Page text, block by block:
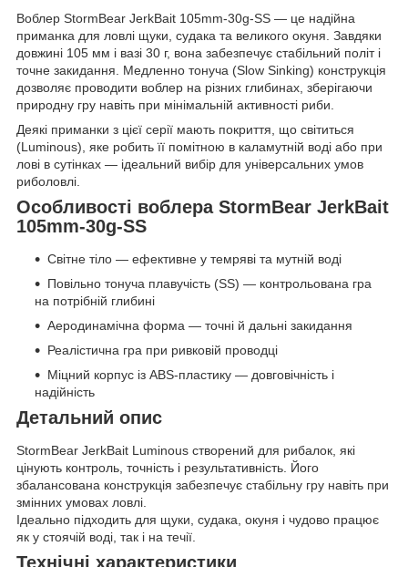
Воблер StormBear JerkBait 105mm-30g-SS — це надійна
приманка для ловлі щуки, судака та великого окуня. Завдяки
довжині 105 мм і вазі 30 г, вона забезпечує стабільний політ і
точне закидання. Медленно тонуча (Slow Sinking) конструкція
дозволяє проводити воблер на різних глибинах, зберігаючи
природну гру навіть при мінімальній активності риби.
Деякі приманки з цієї серії мають покриття, що світиться
(Luminous), яке робить її помітною в каламутній воді або при
лові в сутінках — ідеальний вибір для універсальних умов
риболовлі.
Особливості воблера StormBear JerkBait
105mm-30g-SS
Світне тіло — ефективне у темряві та мутній воді
Повільно тонуча плавучість (SS) — контрольована гра
на потрібній глибині
Аеродинамічна форма — точні й дальні закидання
Реалістична гра при ривковій проводці
Міцний корпус із ABS-пластику — довговічність і
надійність
Детальний опис
StormBear JerkBait Luminous створений для рибалок, які
цінують контроль, точність і результативність. Його
збалансована конструкція забезпечує стабільну гру навіть при
змінних умовах ловлі.
Ідеально підходить для щуки, судака, окуня і чудово працює
як у стоячій воді, так і на течії.
Технічні характеристики